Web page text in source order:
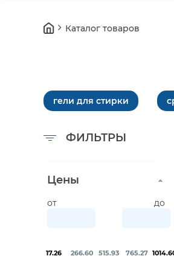
Каталог товаров
гели для стирки
ФИЛЬТРЫ
Цены
от до
17.26 266.60 515.93 765.27